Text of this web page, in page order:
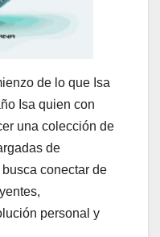
de lo que Isa
Isa quien con
una colección de
de
conectar de
personal y